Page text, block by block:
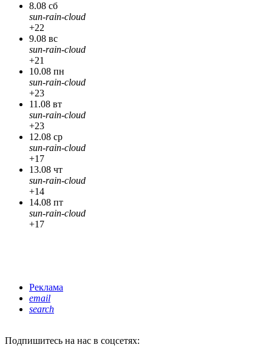
8.08 сб
sun-rain-cloud
+22
9.08 вс
sun-rain-cloud
+21
10.08 пн
sun-rain-cloud
+23
11.08 вт
sun-rain-cloud
+23
12.08 ср
sun-rain-cloud
+17
13.08 чт
sun-rain-cloud
+14
14.08 пт
sun-rain-cloud
+17
Реклама
email
search
Подпишитесь на нас в соцсетях: